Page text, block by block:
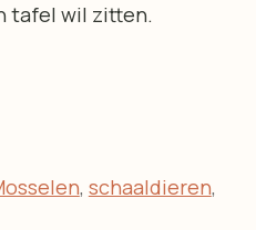
tafel wil zitten.
, schaaldieren,